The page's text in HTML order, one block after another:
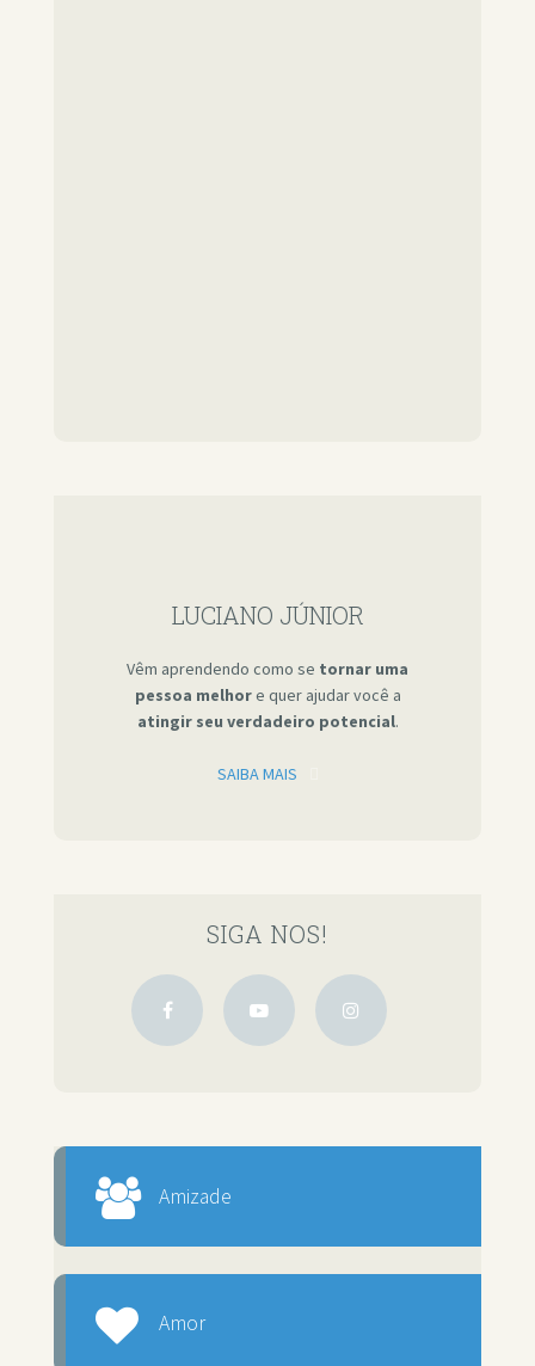
LUCIANO JÚNIOR
Vêm aprendendo como se tornar uma
pessoa melhore quer ajudar você a
atingir seu verdadeiro potencial.
SAIBA MAIS
SIGA NOS!
Amizade
Amor